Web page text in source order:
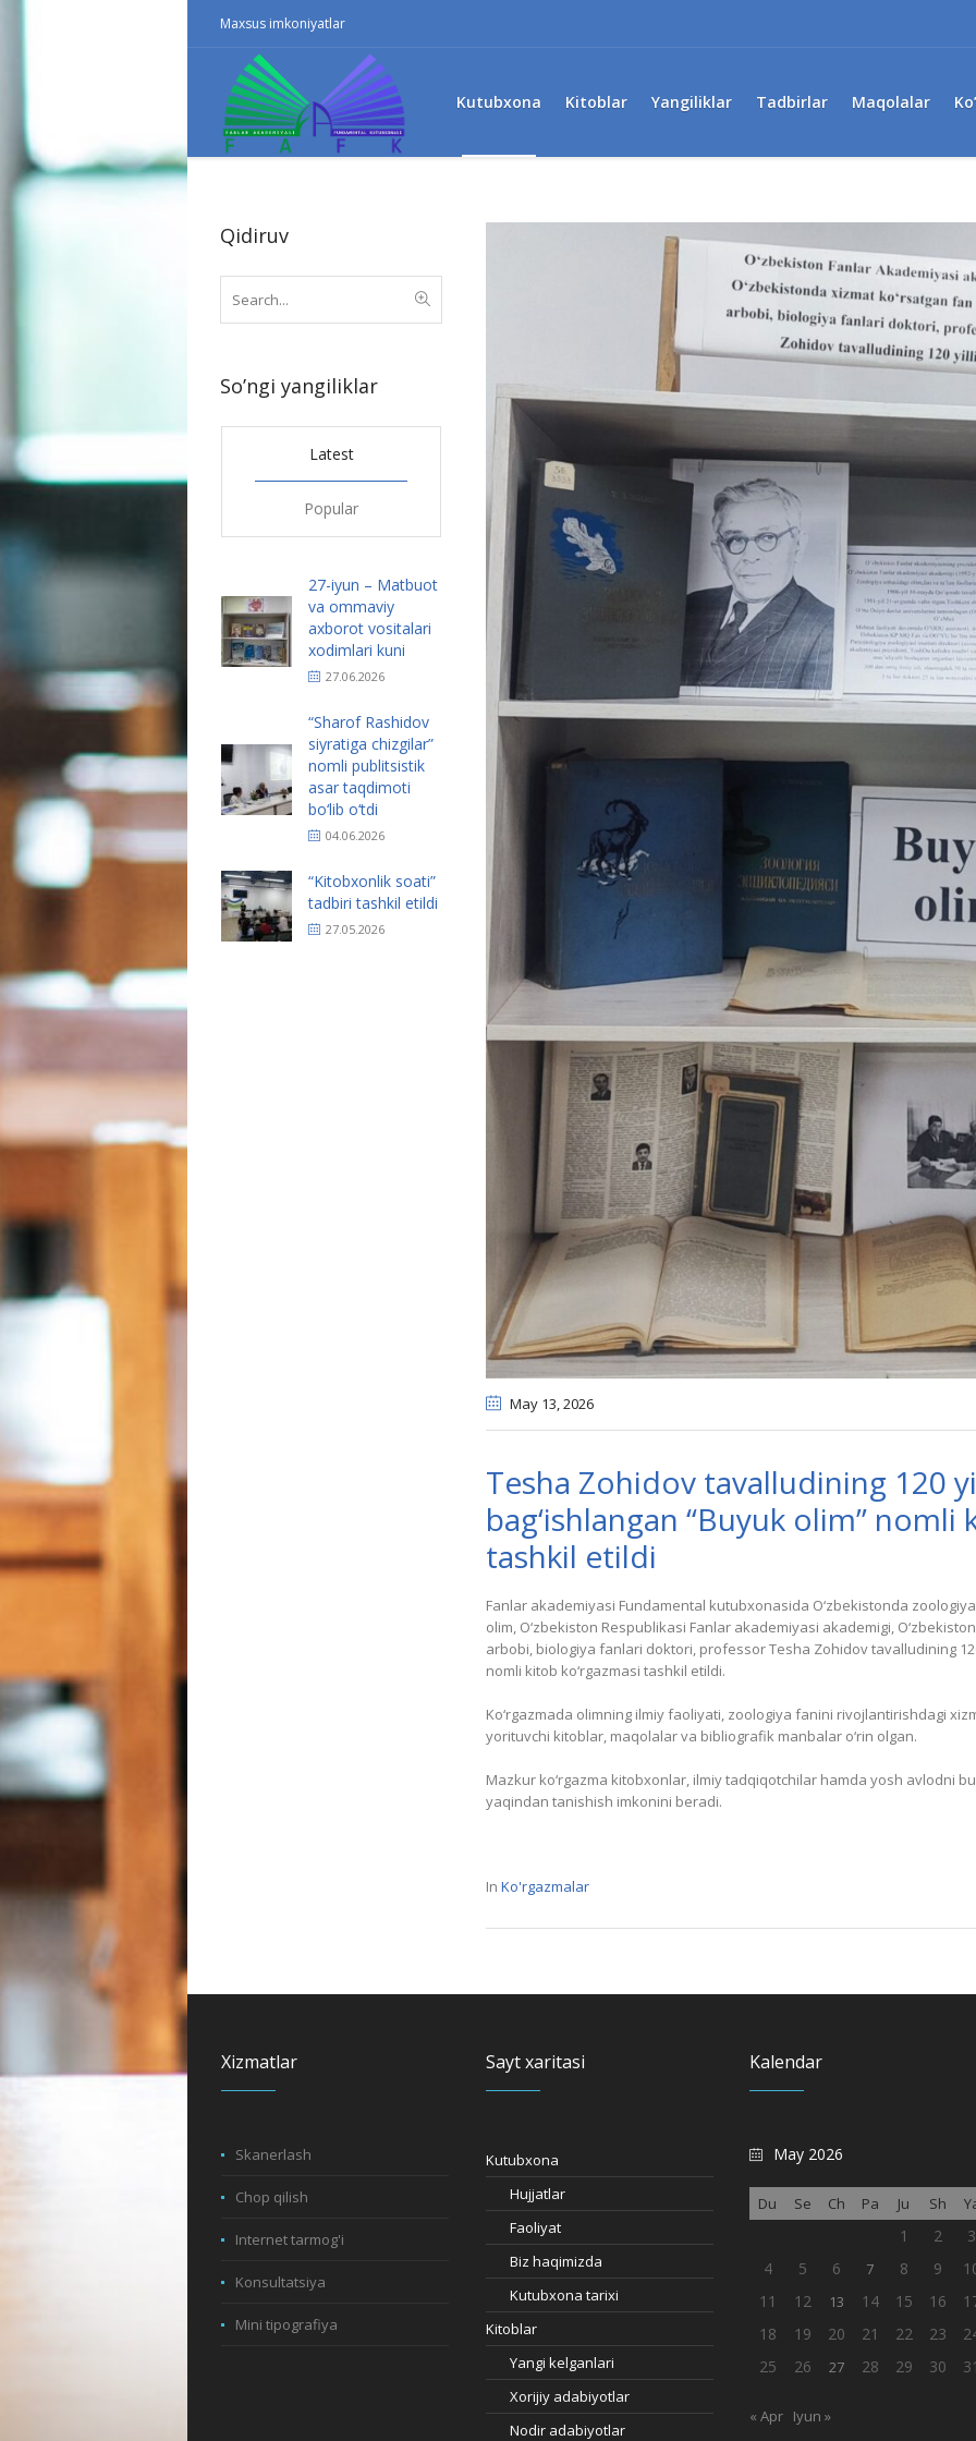
Maxsus imkoniyatlar
Kutubxona Kitoblar Yangiliklar Tadbirlar Maqolalar
May 13, 2026
Tesha Zohidov tavalludining 120
bag‘ishlangan “Buyuk olim” nomli
tashkil etildi
Fanlar akademiyasi Fundamental kutubxonasida O‘zbekistonda
olim, O‘zbekiston Respublikasi Fanlar akademiyasi akademigi,
arbobi, biologiya fanlari doktori, professor Tesha Zohidov tavalludining
nomli kitob ko‘rgazmasi tashkil etildi.
Ko‘rgazmada olimning ilmiy faoliyati, zoologiya fanini rivojlantirishdagi
yorituvchi kitoblar, maqolalar va bibliografik manbalar o‘rin olgan.
Mazkur ko‘rgazma kitobxonlar, ilmiy tadqiqotchilar hamda yosh avlodni
yaqindan tanishish imkonini beradi.
InKo'rgazmalar
Qidiruv
So’ngi yangiliklar
Latest
Popular
27-iyun – Matbuot
va ommaviy
axborot vositalari
xodimlari kuni
27.06.2026
“Sharof Rashidov
siyratiga chizgilar”
nomli publitsistik
asar taqdimoti
bo‘lib o‘tdi
04.06.2026
“Kitobxonlik soati”
tadbiri tashkil etildi
27.05.2026
Xizmatlar
Skanerlash
Chop qilish
Internet tarmog'i
Konsultatsiya
Mini tipografiya
Sayt xaritasi
Kutubxona
Hujjatlar
Faoliyat
Biz haqimizda
Kutubxona tarixi
Kitoblar
Yangi kelganlari
Xorijiy adabiyotlar
Nodir adabiyotlar
Kalendar
May 2026
Du Se Ch Pa Ju Sh
1 2
3
4
5 6 7 8 9
11
12 13 14 15 16
18
19 20 21 22 23
25
26 27 28 29 30
« Apr Iyun »